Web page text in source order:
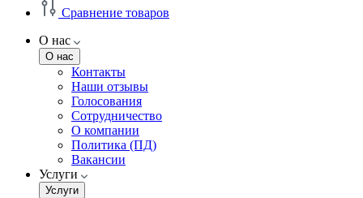
Сравнение товаров
О нас
О нас
Контакты
Наши отзывы
Голосования
Сотрудничество
О компании
Политика (ПД)
Вакансии
Услуги
Услуги